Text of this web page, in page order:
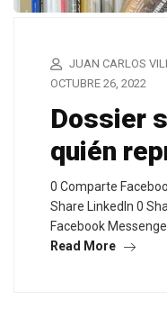
JUAN CARLOS
OCTUBRE 26, 2022
Dossier
quién
0 Comparte
Share LinkedIn 0
Facebook
Read More